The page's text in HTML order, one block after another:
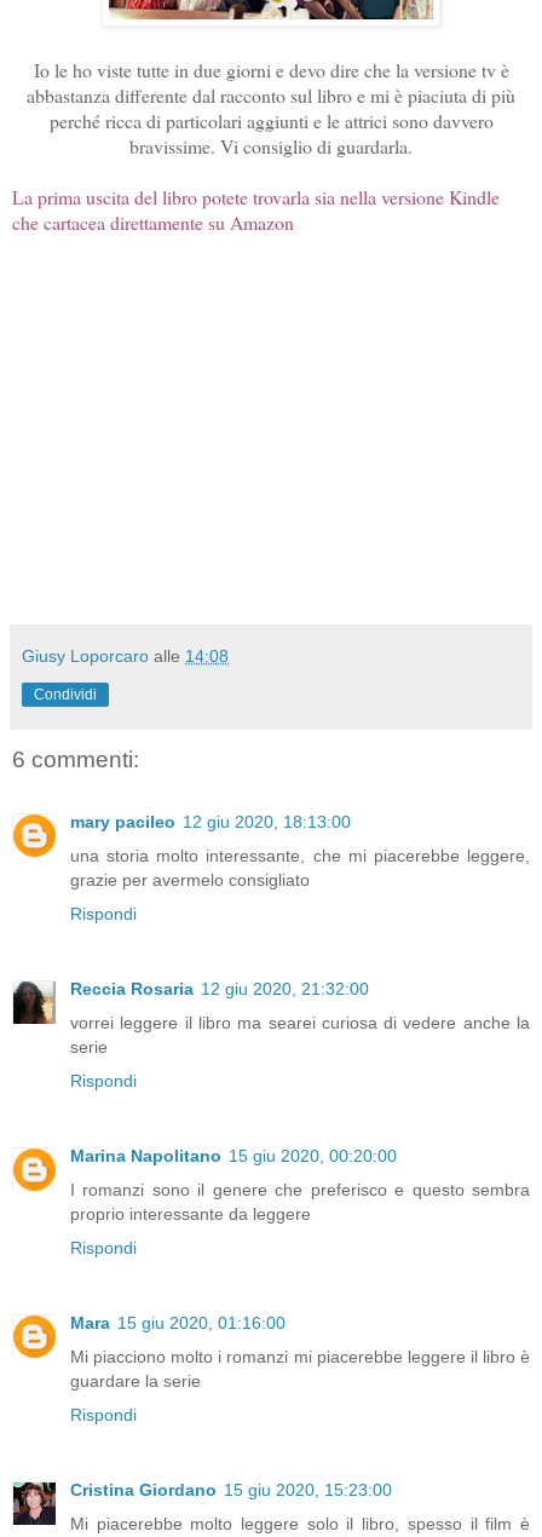
Io le ho viste tutte in due giorni e devo dire che la versione tv è
abbastanza differente dal racconto sul libro e mi è piaciuta di più
perché ricca di particolari aggiunti e le attrici sono davvero
bravissime. Vi consiglio di guardarla.
La prima uscita del libro potete trovarla sia nella versione Kindle
che cartacea direttamente su Amazon
Giusy Loporcaro alle 14:08
Condividi
6 commenti:
mary pacileo 12 giu 2020, 18:13:00
una storia molto interessante, che mi piacerebbe leggere,
grazie per avermelo consigliato
Rispondi
Reccia Rosaria 12 giu 2020, 21:32:00
vorrei leggere il libro ma searei curiosa di vedere anche la
serie
Rispondi
Marina Napolitano 15 giu 2020, 00:20:00
I romanzi sono il genere che preferisco e questo sembra
proprio interessante da leggere
Rispondi
Mara 15 giu 2020, 01:16:00
Mi piacciono molto i romanzi mi piacerebbe leggere il libro è
guardare la serie
Rispondi
Cristina Giordano 15 giu 2020, 15:23:00
Mi piacerebbe molto leggere solo il libro, spesso il film è